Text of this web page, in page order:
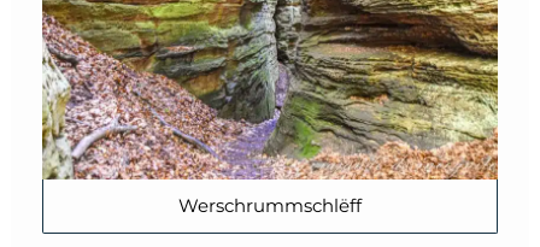
Werschrummschlëff